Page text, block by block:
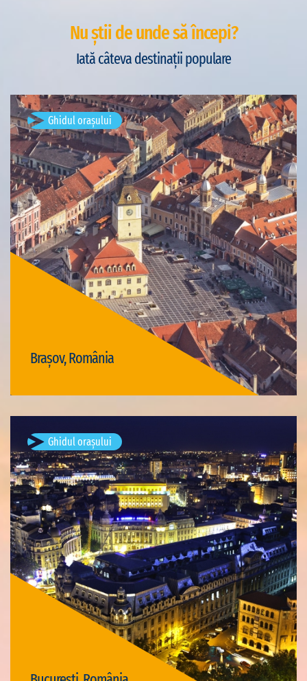
Nu știi de unde să începi?
Iată câteva destinații populare
Brașov, România
Ghidul orașului Brașov, România
Vizite disponibile: 4
Vizită Brașov
Ghidul orașului București, România
Vizite disponibile: 3